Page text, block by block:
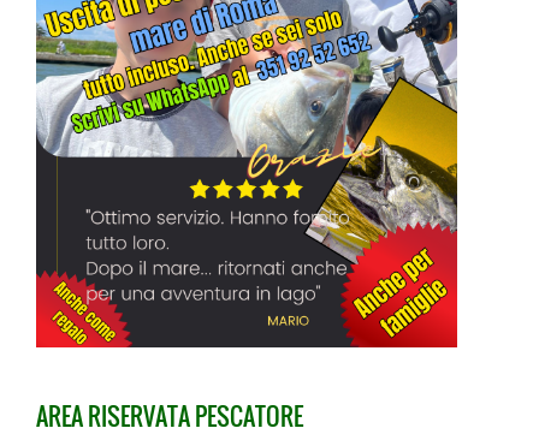
AREA RISERVATA PESCATORE